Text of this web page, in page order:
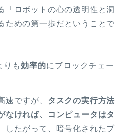
「ロボットの心の透明性と洞
ための第一歩だということで
りも効率的にブロックチェー
速ですが、
タスクの実行方法
なければ、コンピュータはタ
したがって、暗号化されたブ